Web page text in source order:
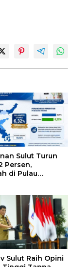
Sulut Turun
Persen,
di Pulau
Sulut Raih Opini